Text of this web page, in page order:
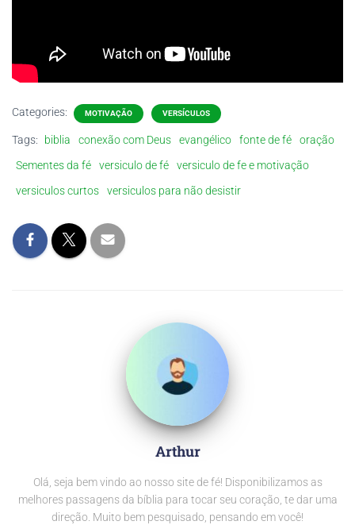
Categories: MOTIVAÇÃO VERSÍCULOS
Tags: biblia conexão com Deus evangélico fonte de fé
oração
Sementes da fé
versiculo de fé
versiculo de fe e motivação
versiculos curtos
versiculos para não desistir
Arthur
Olá, seja bem vindo ao nosso site de fé! Disponibilizamos as
melhores passagens da bíblia para tocar seu coração, te dar uma
direção. Muito bem pesquisado, pensando em você!